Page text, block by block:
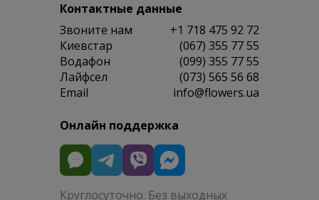
Контактные данные
Звоните нам
+1 718 475 92 72
Киевстар
(067) 355 77 55
Водафон
(099) 355 77 55
Лайфсел
(073) 565 56 68
Email
info@flowers.ua
Онлайн поддержка
Круглосуточно. Без выходных